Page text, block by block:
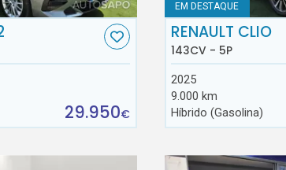
29.950€
EM DESTAQUE
RENAULT CLIO
143CV - 5P
2025
9.000 km
Híbrido (Gasolina)